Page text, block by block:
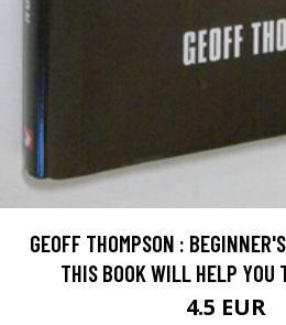
GEOFF THOMPSON :
THIS BOOK WILL HELP YOU
4.5 EUR